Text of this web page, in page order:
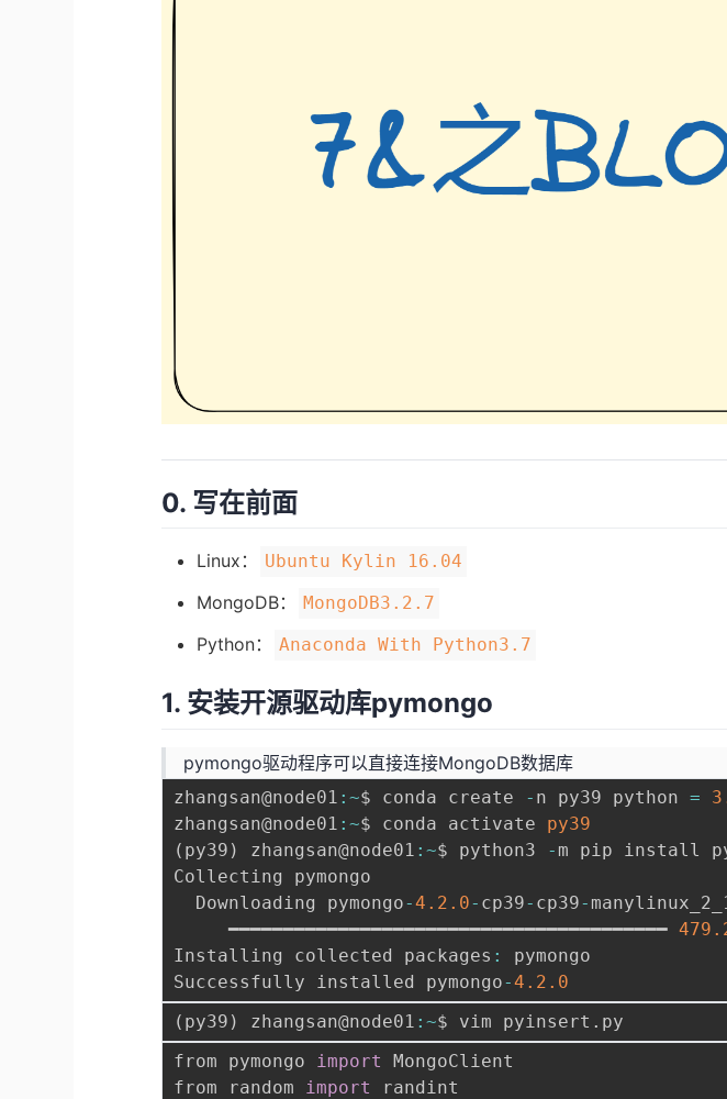
0. 写在前面
Linux： Ubuntu Kylin 16.04
MongoDB： MongoDB3.2.7
Python： Anaconda With Python3.7
1. 安装开源驱动库pymongo
pymongo驱动程序可以直接连接MongoDB数据库
zhangsan@node01 :~$ conda create - n py39 python =
zhangsan@node01 :~$ conda activate py39
( py39 ) zhangsan@node01 :~$ python3 - m pip install
Collecting pymongo
  Downloading pymongo
-4.2 .0- cp39- cp39-
     ━━━━━━━━━━━━━━━━━━━━━━━━━━━━━━━━━━━━━━━━
Installing collected packages :
pymongo
Successfully installed pymongo-4.2 .0
( py39 ) zhangsan@node01 :~$ vim pyinsert .
from pymongo import
MongoClient
from random import